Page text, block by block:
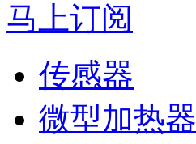
马上订阅
传感器
微型加热器